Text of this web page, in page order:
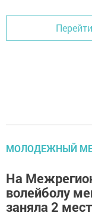
МОЛОДЕЖНЫЙ
На
волейболу
заняла 2